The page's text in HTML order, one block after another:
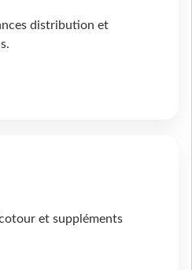
distribution et
et suppléments